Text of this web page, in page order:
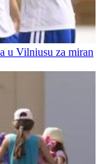
u Vilniusu za miran